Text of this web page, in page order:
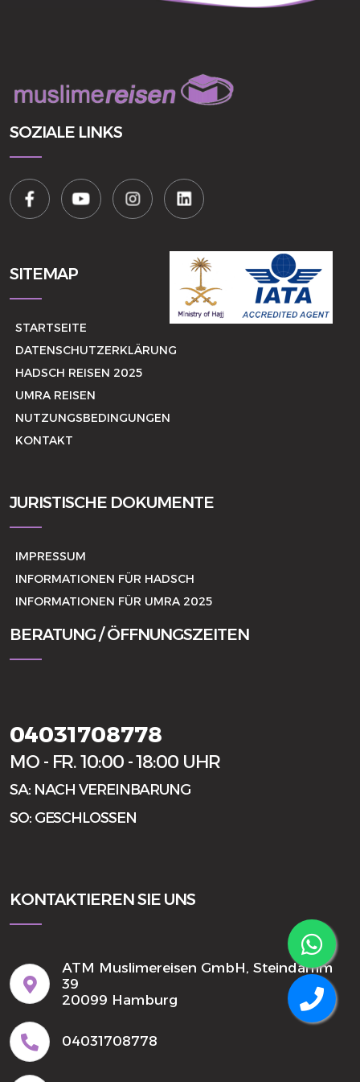
SOZIALE LINKS
SITEMAP
STARTSEITE
DATENSCHUTZERKLÄRUNG
HADSCH REISEN 2025
UMRA REISEN
NUTZUNGSBEDINGUNGEN
KONTAKT
JURISTISCHE DOKUMENTE
IMPRESSUM
INFORMATIONEN FÜR HADSCH
INFORMATIONEN FÜR UMRA 2025
BERATUNG / ÖFFNUNGSZEITEN
04031708778
MO - FR. 10:00 - 18:00 UHR
SA: NACH VEREINBARUNG
SO: GESCHLOSSEN
KONTAKTIEREN SIE UNS
ATM Muslimereisen GmbH, Steindamm
39
20099 Hamburg
04031708778